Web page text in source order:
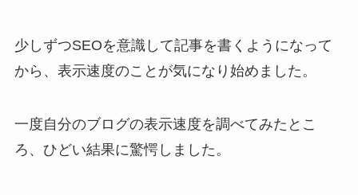
少しずつSEOを意識して記事を書くようになって
から、表示速度のことが気になり始めました。
一度自分のブログの表示速度を調べてみたとこ
ろ、ひどい結果に驚愕しました。